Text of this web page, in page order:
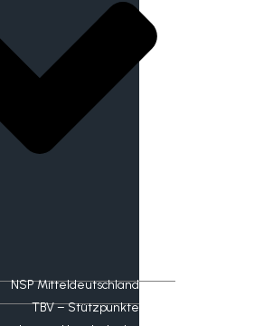
NSP Mitteldeutschland
TBV – Stützpunkte